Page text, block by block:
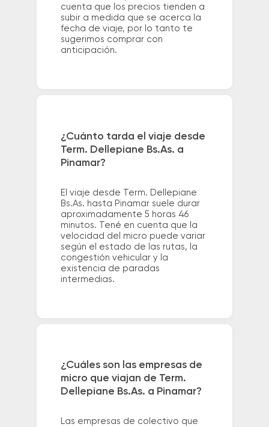
cuenta que los precios tienden a
subir a medida que se acerca la
fecha de viaje, por lo tanto te
sugerimos comprar con
anticipación.
¿Cuánto tarda el viaje desde
Term. Dellepiane Bs.As. a
Pinamar?
El viaje desde Term. Dellepiane
Bs.As. hasta Pinamar suele durar
aproximadamente 5 horas 46
minutos. Tené en cuenta que la
velocidad del micro puede variar
según el estado de las rutas, la
congestión vehicular y la
existencia de paradas
intermedias.
¿Cuáles son las empresas de
micro que viajan de Term.
Dellepiane Bs.As. a Pinamar?
Las empresas de colectivo que